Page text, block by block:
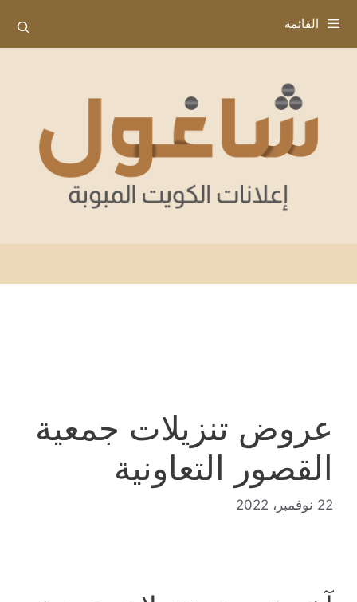
إلى
المحتوى
القائمة
عروض تنزيلات جمعية
القصور التعاونية
22 نوفمبر، 2022